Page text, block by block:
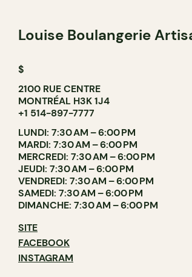
Louise Boulangerie
$
2100 RUE CENTRE
MONTRÉAL H3K 1J4
+1 514-897-7777
LUNDI: 7:30 AM – 6:00 PM
MARDI: 7:30 AM – 6:00 PM
MERCREDI: 7:30 AM – 6:00 PM
JEUDI: 7:30 AM – 6:00 PM
VENDREDI: 7:30 AM – 6:00 PM
SAMEDI: 7:30 AM – 6:00 PM
DIMANCHE: 7:30 AM – 6:00 PM
SITE
FACEBOOK
INSTAGRAM